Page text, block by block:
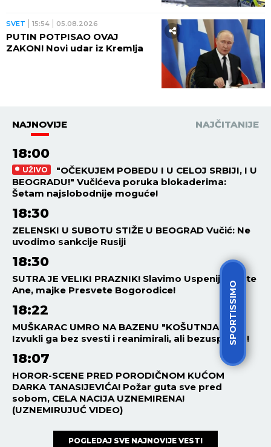
SPORTISSIMO
SVET 15:54 05.08.2026
PUTIN POTPISAO OVAJ
ZAKON! Novi udar iz Kremlja
NAJNOVIJE NAJČITANIJE
18:00
UŽIVO
"OČEKUJEM POBEDU I U CELOJ SRBIJI, I U
BEOGRADU!" Vučićeva poruka blokaderima:
Šetam najslobodnije moguće!
18:30
ZELENSKI U SUBOTU STIŽE U BEOGRAD Vučić: Ne
uvodimo sankcije Rusiji
18:30
SUTRA JE VELIKI PRAZNIK! Slavimo Uspenije Svete
Ane, majke Presvete Bogorodice!
18:22
MUŠKARAC UMRO NA BAZENU "KOŠUTNJAK"!
Izvukli ga bez svesti i reanimirali, ali bezuspešno!
18:07
HOROR-SCENE PRED PORODIČNOM KUĆOM
DARKA TANASIJEVIĆA! Požar guta sve pred
sobom, CELA NACIJA UZNEMIRENA!
(UZNEMIRUJUĆ VIDEO)
POGLEDAJ SVE NAJNOVIJE VESTI